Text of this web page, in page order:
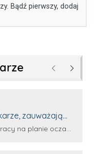
Bądź pierwszy, dodaj
Poprzednie
zauważają
wkraczają
planie oczami młodego filmowca